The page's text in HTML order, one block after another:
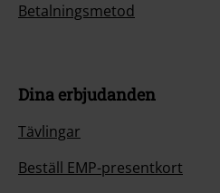
Betalningsmetod
Dina erbjudanden
Tävlingar
Beställ EMP-presentkort